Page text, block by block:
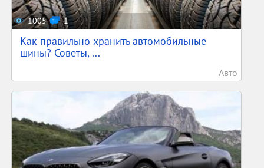
1005 1
Как правильно хранить автомобильные
шины? Советы, ...
Авто